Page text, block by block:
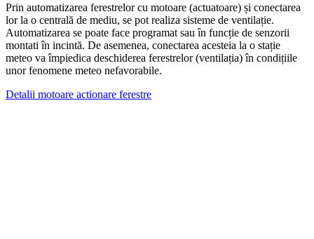
Prin automatizarea ferestrelor cu motoare (actuatoare) și conectarea
lor la o centrală de mediu, se pot realiza sisteme de ventilație.
Automatizarea se poate face programat sau în funcție de senzorii
montati în incintă. De asemenea, conectarea acesteia la o stație
meteo va împiedica deschiderea ferestrelor (ventilația) în condițiile
unor fenomene meteo nefavorabile.
Detalii motoare actionare ferestre